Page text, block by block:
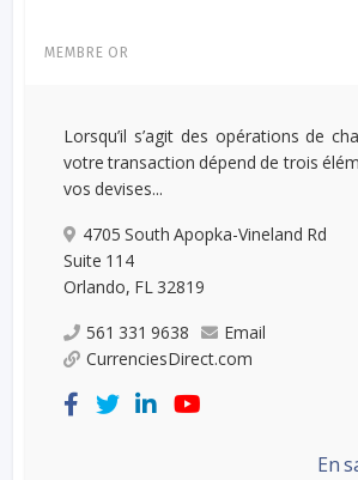
MEMBRE OR
Lorsqu’il s’agit des opérations de
votre transaction dépend de trois
vos devises...
4705 South Apopka-Vineland Rd
Suite 114
Orlando, FL 32819​
561 331 9638
Email
CurrenciesDirect.com
En